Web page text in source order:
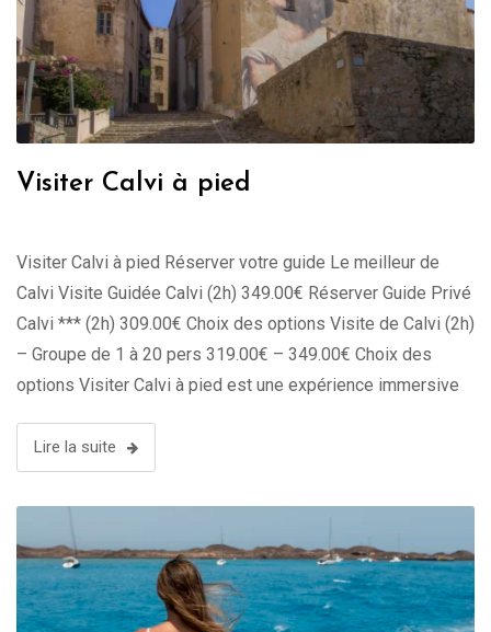
Visiter Calvi à pied
Visiter Calvi à pied Réserver votre guide Le meilleur de
Calvi Visite Guidée Calvi (2h) 349.00€ Réserver Guide Privé
Calvi *** (2h) 309.00€ Choix des options Visite de Calvi (2h)
– Groupe de 1 à 20 pers 319.00€ – 349.00€ Choix des
options Visiter Calvi à pied est une expérience immersive
Lire la suite